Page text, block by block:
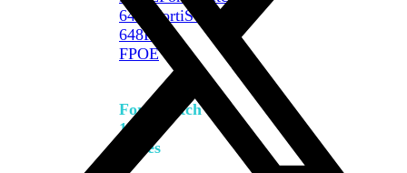
648F
FortiSwitch
648F-
FPOE
FortiSwitch
1000
Series